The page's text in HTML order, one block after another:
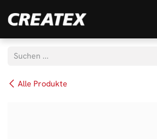
Alle Produkte